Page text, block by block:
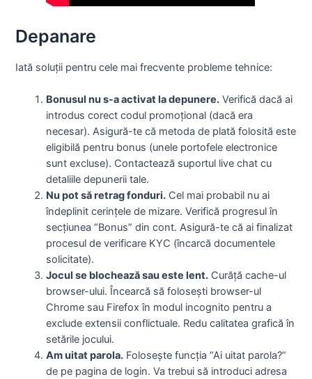
Depanare
Iată soluții pentru cele mai frecvente probleme tehnice:
Bonusul nu s-a activat la depunere. Verifică dacă ai
introdus corect codul promoțional (dacă era
necesar). Asigură-te că metoda de plată folosită este
eligibilă pentru bonus (unele portofele electronice
sunt excluse). Contactează suportul live chat cu
detaliile depunerii tale.
Nu pot să retrag fonduri. Cel mai probabil nu ai
îndeplinit cerințele de mizare. Verifică progresul în
secțiunea “Bonus” din cont. Asigură-te că ai finalizat
procesul de verificare KYC (încarcă documentele
solicitate).
Jocul se blochează sau este lent. Curăță cache-ul
browser-ului. Încearcă să folosești browser-ul
Chrome sau Firefox în modul incognito pentru a
exclude extensii conflictuale. Redu calitatea grafică în
setările jocului.
Am uitat parola. Folosește funcția “Ai uitat parola?”
de pe pagina de login. Va trebui să introduci adresa